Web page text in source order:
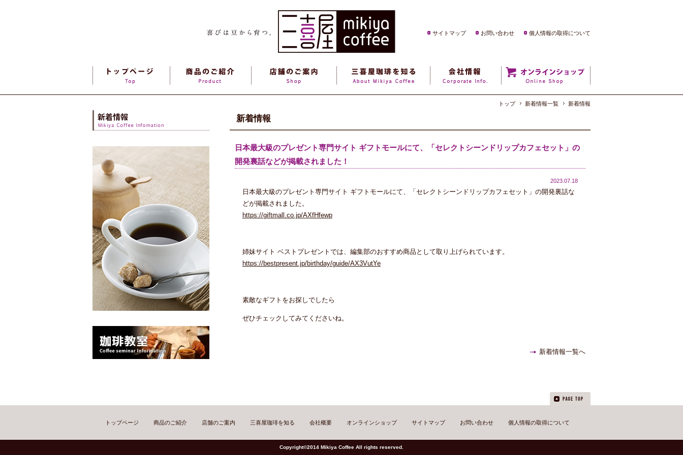
サイトマップ お問い合わせ 個人情報の取得について
トップ 新着情報一覧 新着情報
新着情報
日本最大級のプレゼント専門サイト ギフトモールにて、「セレクトシーンドリップカフェセット」の
開発裏話などが掲載されました！
2023.07.18
日本最大級のプレゼント専門サイト ギフトモールにて、「セレクトシーンドリップカフェセット」の開発裏話な
どが掲載されました。
https://giftmall.co.jp/AXfHfewp
姉妹サイト ベストプレゼントでは、編集部のおすすめ商品として取り上げられています。
https://bestpresent.jp/birthday/guide/AX3VutYe
素敵なギフトをお探しでしたら
ぜひチェックしてみてくださいね。
新着情報一覧へ
トップページ 商品のご紹介 店舗のご案内 三喜屋珈琲を知る 会社概要 オンラインショップ サイトマップ お問い合わせ 個人情報の取得について
Copyright©2014 Mikiya Coffee All rights reserved.